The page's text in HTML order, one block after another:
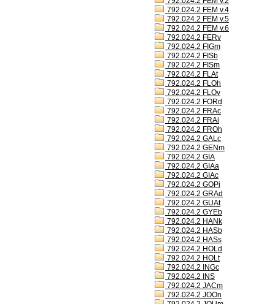
792.024.2 FEM v.4
792.024.2 FEM v.5
792.024.2 FEM v.6
792.024.2 FERv
792.024.2 FIGm
792.024.2 FISb
792.024.2 FISm
792.024.2 FLAt
792.024.2 FLOh
792.024.2 FLOv
792.024.2 FORd
792.024.2 FRAc
792.024.2 FRAi
792.024.2 FROh
792.024.2 GALc
792.024.2 GENm
792.024.2 GIA
792.024.2 GIAa
792.024.2 GIAc
792.024.2 GOPi
792.024.2 GRAd
792.024.2 GUAt
792.024.2 GYEb
792.024.2 HANk
792.024.2 HASb
792.024.2 HASs
792.024.2 HOLd
792.024.2 HOLt
792.024.2 INGc
792.024.2 INS
792.024.2 JACm
792.024.2 JOOn